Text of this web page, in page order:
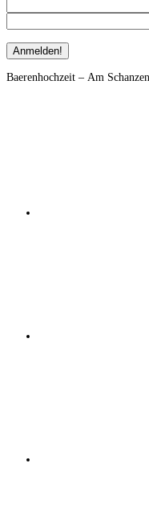
Footer
Baerenhochzeit – Am